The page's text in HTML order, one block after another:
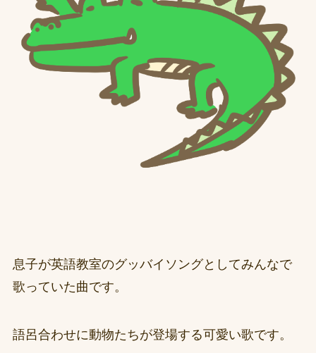
息子が英語教室のグッバイソングとしてみんなで
歌っていた曲です。
語呂合わせに動物たちが登場する可愛い歌です。